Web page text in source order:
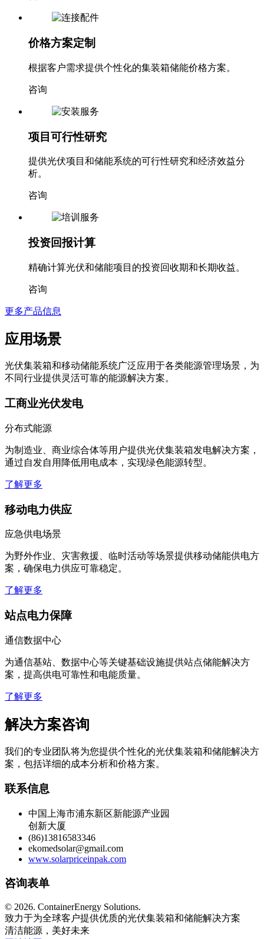
价格方案定制
根据客户需求提供个性化的集装箱储能价格方案。
咨询
项目可行性研究
提供光伏项目和储能系统的可行性研究和经济效益分
析。
咨询
投资回报计算
精确计算光伏和储能项目的投资回收期和长期收益。
咨询
更多产品信息
应用场景
光伏集装箱和移动储能系统广泛应用于各类能源管理场景，为
不同行业提供灵活可靠的能源解决方案。
工商业光伏发电
分布式能源
为制造业、商业综合体等用户提供光伏集装箱发电解决方案，
通过自发自用降低用电成本，实现绿色能源转型。
了解更多
移动电力供应
应急供电场景
为野外作业、灾害救援、临时活动等场景提供移动储能供电方
案，确保电力供应可靠稳定。
了解更多
站点电力保障
通信数据中心
为通信基站、数据中心等关键基础设施提供站点储能解决方
案，提高供电可靠性和电能质量。
了解更多
解决方案咨询
我们的专业团队将为您提供个性化的光伏集装箱和储能解决方
案，包括详细的成本分析和价格方案。
联系信息
中国上海市浦东新区新能源产业园
创新大厦
(86)13816583346
ekomedsolar@gmail.com
www.solarpriceinpak.com
咨询表单
© 2026. ContainerEnergy Solutions.
致力于为全球客户提供优质的光伏集装箱和储能解决方案
清洁能源，美好未来